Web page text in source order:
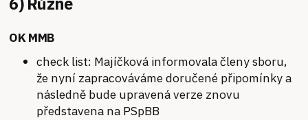
OK MMB
check list: Majíčková informovala členy sboru,
že nyní zapracováváme doručené připomínky a
následně bude upravená verze znovu
představena na PSpBB